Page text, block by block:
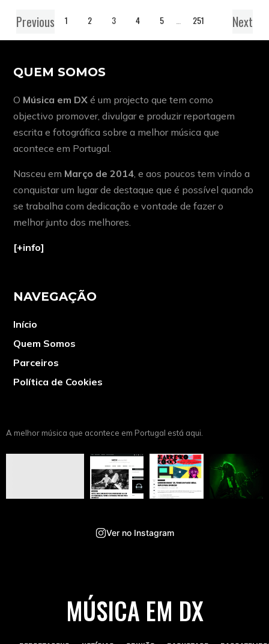
Previous 1 2 3 4 5 251 Next
QUEM SOMOS
O Música em DX é um projecto que tem como
objectivo promover, divulgar e produzir reportagem
escrita e fotográfica sobre a melhor música que
acontece em Portugal.
Nasceu em Março de 2014 , e aos poucos tem vindo a
conquistar um lugar de destaque que é possível quando
se trabalha com dedicação e vontade de fazer o
melhor junto dos melhores.
[+info]
NAVEGAÇÃO
Início
Quem Somos
Parceiros
Política de Cookies
A melhor música que acontece em Portugal está aqui.
Ver no Instagram
MÚSICA EM DX